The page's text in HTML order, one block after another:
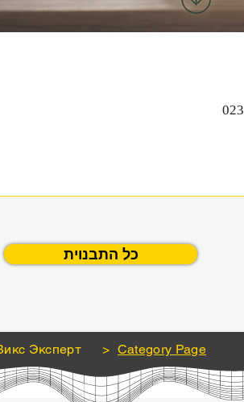
Быстрый просмотр
כל התבנוית
Эксперт > Category Page